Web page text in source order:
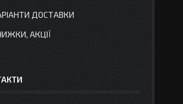
ДОСТАВКИ
АКЦІЇ